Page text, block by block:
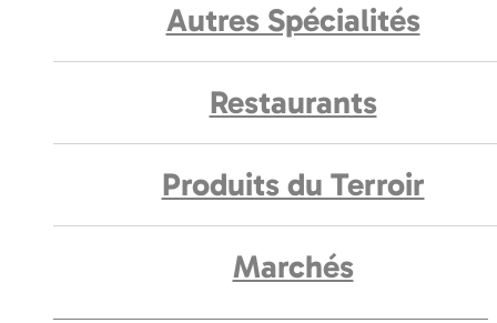
Autres Spécialités
Restaurants
Produits du Terroir
Marchés